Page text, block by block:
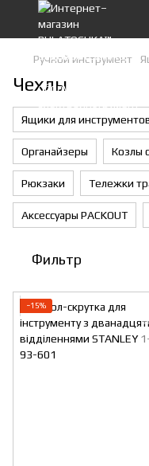
Ручной инструмент
Чехлы
Ящики для
Органайзеры Козлы
Рюкзаки Тележки
Аксессуары PACKOUT
Фильтр
−15%